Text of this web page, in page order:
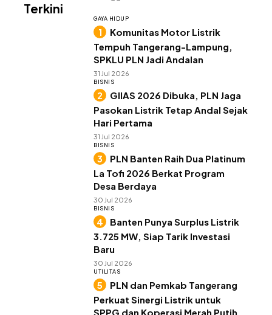
Terkini
GAYA HIDUP
Komunitas Motor Listrik
Tempuh Tangerang-Lampung,
SPKLU PLN Jadi Andalan
31 Jul 2026
BISNIS
GIIAS 2026 Dibuka, PLN Jaga
Pasokan Listrik Tetap Andal Sejak
Hari Pertama
31 Jul 2026
BISNIS
PLN Banten Raih Dua Platinum
La Tofi 2026 Berkat Program
Desa Berdaya
30 Jul 2026
BISNIS
Banten Punya Surplus Listrik
3.725 MW, Siap Tarik Investasi
Baru
30 Jul 2026
UTILITAS
PLN dan Pemkab Tangerang
Perkuat Sinergi Listrik untuk
SPPG dan Koperasi Merah Putih